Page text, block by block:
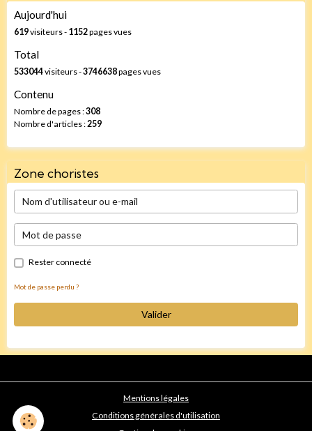
Aujourd'hui
619visiteurs - 1152pages vues
Total
533044visiteurs -3746638pages vues
Contenu
Nombre de pages :308
Nombre d'articles :259
Zone choristes
Rester connecté
Mot de passe perdu ?
Valider
Mentions légales
Conditions générales d'utilisation